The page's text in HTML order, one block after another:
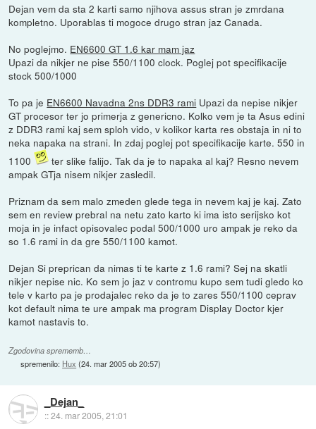
Dejan vem da sta 2 karti samo njihova assus stran je zmrdana
kompletno. Uporablas ti mogoce drugo stran jaz Canada.
No poglejmo. EN6600 GT 1.6 kar mam jaz
Upazi da nikjer ne pise 550/1100 clock. Poglej pot specifikacije
stock 500/1000
To pa je EN6600 Navadna 2ns DDR3 rami Upazi da nepise nikjer
GT procesor ter jo primerja z genericno. Kolko vem je ta Asus edini
z DDR3 rami kaj sem sploh vido, v kolikor karta res obstaja in ni to
neka napaka na strani. In zdaj poglej pot specifikacije karte. 550 in
1100
ter slike falijo. Tak da je to napaka al kaj? Resno nevem
ampak GTja nisem nikjer zasledil.
Priznam da sem malo zmeden glede tega in nevem kaj je kaj. Zato
sem en review prebral na netu zato karto ki ima isto serijsko kot
moja in je infact opisovalec podal 500/1000 uro ampak je reko da
so 1.6 rami in da gre 550/1100 kamot.
Dejan Si preprican da nimas ti te karte z 1.6 rami? Sej na skatli
nikjer nepise nic. Ko sem jo jaz v contromu kupo sem tudi gledo ko
tele v karto pa je prodajalec reko da je to zares 550/1100 ceprav
kot default nima te ure ampak ma program Display Doctor kjer
kamot nastavis to.
Zgodovina sprememb…
spremenilo: Hux (24. mar 2005 ob 20:57)
_Dejan_
::24. mar 2005, 21:01